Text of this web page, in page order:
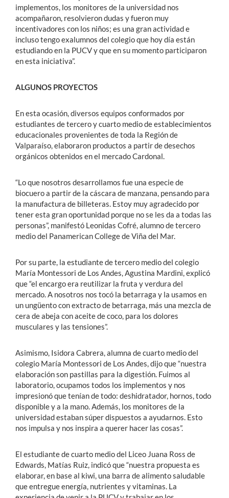
implementos, los monitores de la universidad nos
acompañaron, resolvieron dudas y fueron muy
incentivadores con los niños; es una gran actividad e
incluso tengo exalumnos del colegio que hoy día están
estudiando en la PUCV y que en su momento participaron
en esta iniciativa”.
ALGUNOS PROYECTOS
En esta ocasión, diversos equipos conformados por
estudiantes de tercero y cuarto medio de establecimientos
educacionales provenientes de toda la Región de
Valparaíso, elaboraron productos a partir de desechos
orgánicos obtenidos en el mercado Cardonal.
“Lo que nosotros desarrollamos fue una especie de
biocuero a partir de la cáscara de manzana, pensando para
la manufactura de billeteras. Estoy muy agradecido por
tener esta gran oportunidad porque no se les da a todas las
personas”, manifestó Leonidas Cofré, alumno de tercero
medio del Panamerican College de Viña del Mar.
Por su parte, la estudiante de tercero medio del colegio
María Montessori de Los Andes, Agustina Mardini, explicó
que “el encargo era reutilizar la fruta y verdura del
mercado. A nosotros nos tocó la betarraga y la usamos en
un ungüento con extracto de betarraga, más una mezcla de
cera de abeja con aceite de coco, para los dolores
musculares y las tensiones”.
Asimismo, Isidora Cabrera, alumna de cuarto medio del
colegio María Montessori de Los Andes, dijo que “nuestra
elaboración son pastillas para la digestión. Fuimos al
laboratorio, ocupamos todos los implementos y nos
impresionó que tenían de todo: deshidratador, hornos, todo
disponible y a la mano. Además, los monitores de la
universidad estaban súper dispuestos a ayudarnos. Esto
nos impulsa y nos inspira a querer hacer las cosas”.
El estudiante de cuarto medio del Liceo Juana Ross de
Edwards, Matías Ruiz, indicó que “nuestra propuesta es
elaborar, en base al kiwi, una barra de alimento saludable
que entregue energía, nutrientes y vitaminas. La